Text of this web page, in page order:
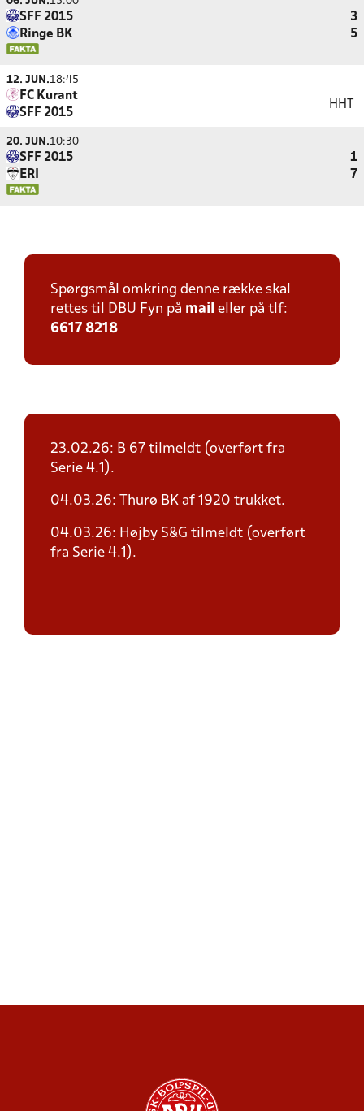
SFF 2015
3
Ringe BK
5
12. JUN.18:45
FC Kurant
SFF 2015
HHT
20. JUN.10:30
SFF 2015
1
ERI
7
Spørgsmål omkring denne række skal
rettes til DBU Fyn på mail eller på tlf:
6617 8218
23.02.26: B 67 tilmeldt (overført fra
Serie 4.1).
04.03.26: Thurø BK af 1920 trukket.
04.03.26: Højby S&G tilmeldt (overført
fra Serie 4.1).